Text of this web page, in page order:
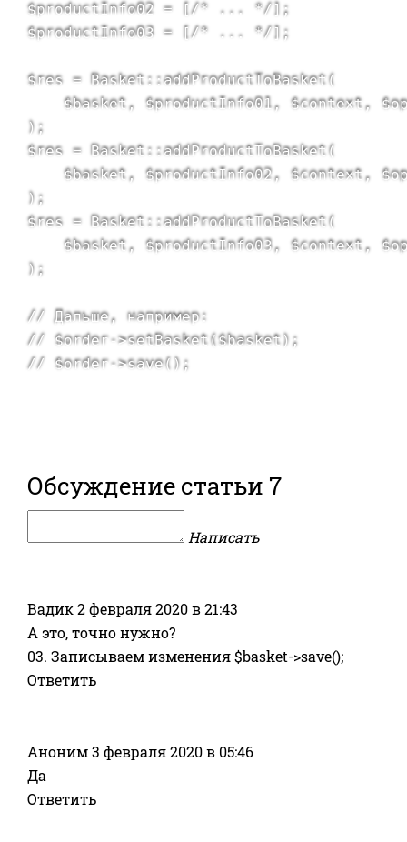
$productInfo02 = [/* ... */];
$productInfo03 = [/* ... */];
$res = Basket::addProductToBasket(
$basket, $productInfo01, $context,
);
$res = Basket::addProductToBasket(
$basket, $productInfo02, $context,
);
$res = Basket::addProductToBasket(
$basket, $productInfo03, $context,
);
// Дальше, например:
// $order->setBasket($basket);
// $order->save();
Обсуждение статьи 7
Написать
Вадик2 февраля 2020 в 21:43
А это, точно нужно?
03. Записываем изменения$basket->save();
Ответить
Аноним3 февраля 2020 в 05:46
Да
Ответить